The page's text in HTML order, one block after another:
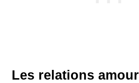
Les relations